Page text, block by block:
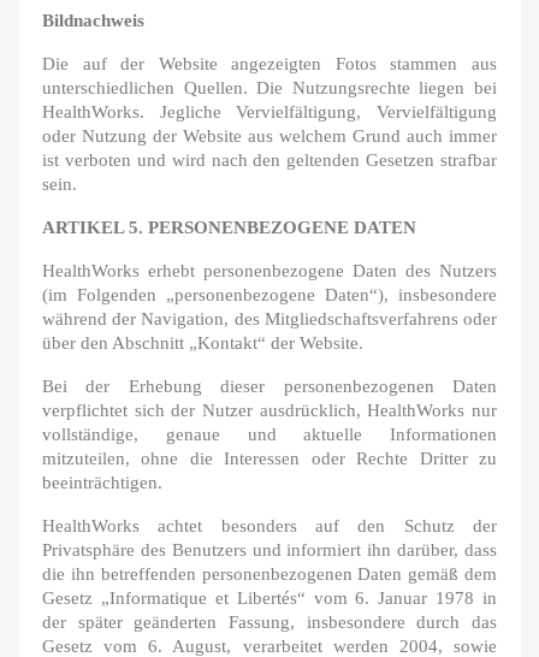
Bildnachweis
Die auf der Website angezeigten Fotos stammen aus
unterschiedlichen Quellen. Die Nutzungsrechte liegen bei
HealthWorks. Jegliche Vervielfältigung, Vervielfältigung
oder Nutzung der Website aus welchem Grund auch immer
ist verboten und wird nach den geltenden Gesetzen strafbar
sein.
ARTIKEL 5. PERSONENBEZOGENE DATEN
HealthWorks erhebt personenbezogene Daten des Nutzers
(im Folgenden „personenbezogene Daten“), insbesondere
während der Navigation, des Mitgliedschaftsverfahrens oder
über den Abschnitt „Kontakt“ der Website.
Bei der Erhebung dieser personenbezogenen Daten
verpflichtet sich der Nutzer ausdrücklich, HealthWorks nur
vollständige, genaue und aktuelle Informationen
mitzuteilen, ohne die Interessen oder Rechte Dritter zu
beeinträchtigen.
HealthWorks achtet besonders auf den Schutz der
Privatsphäre des Benutzers und informiert ihn darüber, dass
die ihn betreffenden personenbezogenen Daten gemäß dem
Gesetz „Informatique et Libertés“ vom 6. Januar 1978 in
der später geänderten Fassung, insbesondere durch das
Gesetz vom 6. August, verarbeitet werden 2004, sowie